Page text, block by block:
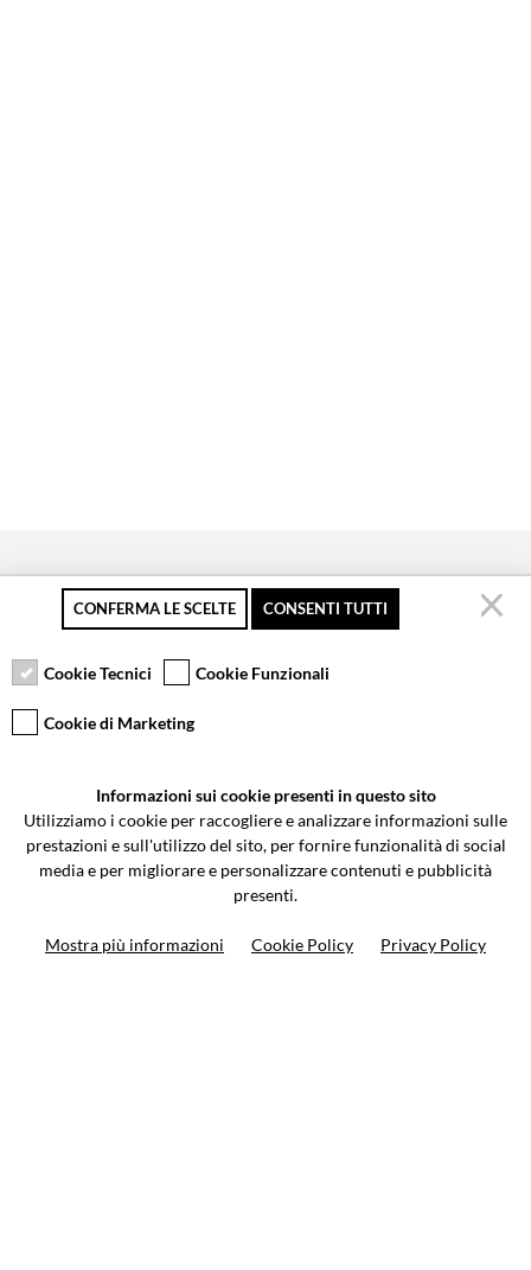
Pagamento sicuro
Resi gratuiti fino a 30
Servizio clienti
Via Galileo Galilei 5 | Verano Brianza (MB) 20843 | ITALY
0362-805407-info@valtermoto.com
CONFERMA LE SCELTE CONSENTI TUTTI
Cookie Tecnici Cookie Funzionali
Cookie di Marketing
Informazioni sui cookie presenti in questo sito
Utilizziamo i cookie per raccogliere e analizzare informazioni sulle
prestazioni e sull'utilizzo del sito, per fornire funzionalità di social
media e per migliorare e personalizzare contenuti e pubblicità
presenti.
Mostra più informazioni Cookie Policy Privacy Policy